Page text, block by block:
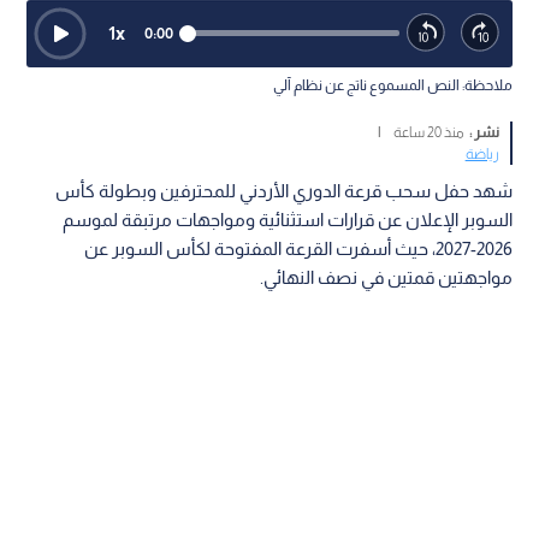
0:00
1x
ملاحظة: النص المسموع ناتج عن نظام آلي
نشر : منذ 20 ساعة
|
رياضة
شهد حفل سحب قرعة الدوري الأردني للمحترفين وبطولة كأس
السوبر الإعلان عن قرارات استثنائية ومواجهات مرتبقة لموسم
2026-2027، حيث أسفرت القرعة المفتوحة لكأس السوبر عن
مواجهتين قمتين في نصف النهائي.